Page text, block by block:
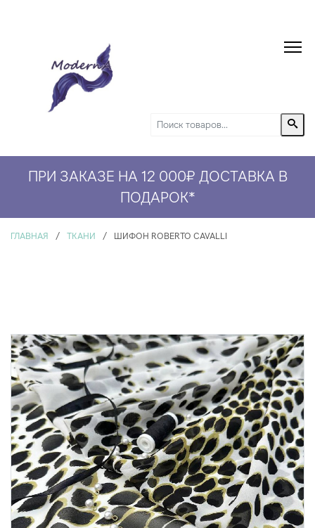
ПРИ ЗАКАЗЕ НА 12 000₽ ДОСТАВКА В
ПОДАРОК*
СКИДКА 5% НА ПЕРВЫЙ ЗАКАЗ*
ГЛАВНАЯ / ТКАНИ / ШИФОН ROBERTO CAVALLI